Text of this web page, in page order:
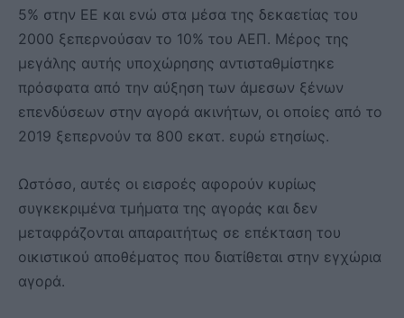
5% στην ΕΕ και ενώ στα μέσα της δεκαετίας του
2000 ξεπερνούσαν το 10% του ΑΕΠ. Μέρος της
μεγάλης αυτής υποχώρησης αντισταθμίστηκε
πρόσφατα από την αύξηση των άμεσων ξένων
επενδύσεων στην αγορά ακινήτων, οι οποίες από το
2019 ξεπερνούν τα 800 εκατ. ευρώ ετησίως.
Ωστόσο, αυτές οι εισροές αφορούν κυρίως
συγκεκριμένα τμήματα της αγοράς και δεν
μεταφράζονται απαραιτήτως σε επέκταση του
οικιστικού αποθέματος που διατίθεται στην εγχώρια
αγορά.